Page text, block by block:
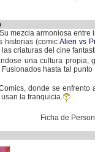
mezcla armoniosa
historias (comicAlien vs
criaturas del cine
una cultura propia,
hasta tal
donde se enfrento
la franquicia.
Ficha de